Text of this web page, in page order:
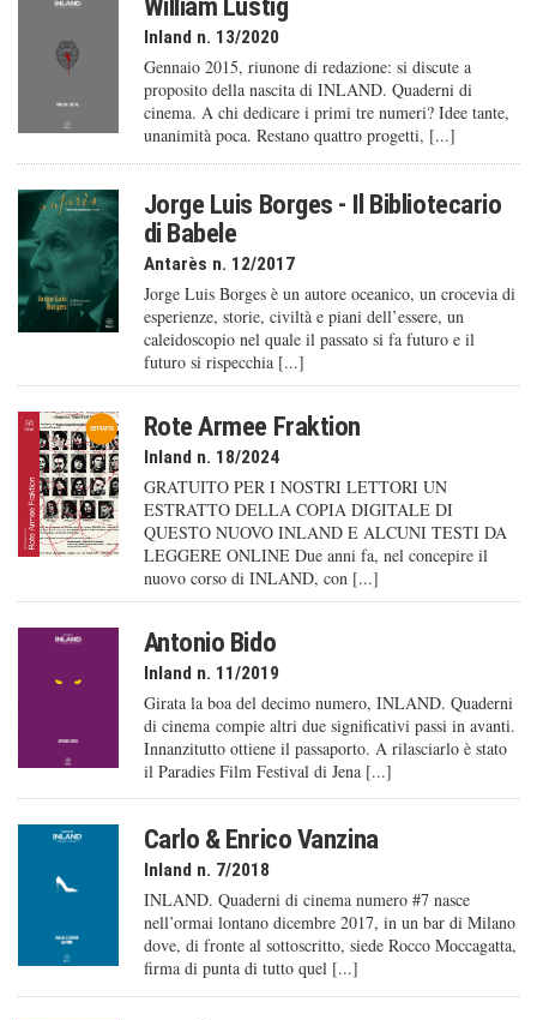
Inland n. 13/2020
Gennaio 2015, riunone di redazione: si discute a
proposito della nascita di INLAND. Quaderni di
cinema. A chi dedicare i primi tre numeri? Idee tante,
unanimità poca. Restano quattro progetti, [...]
Jorge Luis Borges - Il Bibliotecario
di Babele
Antarès n. 12/2017
Jorge Luis Borges è un autore oceanico, un crocevia di
esperienze, storie, civiltà e piani dell’essere, un
caleido­scopio nel quale il passato si fa futuro e il
futuro si rispecchia [...]
Rote Armee Fraktion
Inland n. 18/2024
GRATUITO PER I NOSTRI LETTORI UN
ESTRATTO DELLA COPIA DIGITALE DI
QUESTO NUOVO INLAND E ALCUNI TESTI DA
LEGGERE ONLINE Due anni fa, nel concepire il
nuovo corso di INLAND, con [...]
Antonio Bido
Inland n. 11/2019
Girata la boa del decimo numero, INLAND. Quaderni
di cinema compie altri due significativi passi in avanti.
Innanzitutto ottiene il passaporto. A rilasciarlo è stato
il Paradies Film Festival di Jena [...]
Carlo & Enrico Vanzina
Inland n. 7/2018
INLAND. Quaderni di cinema numero #7 nasce
nell’ormai lontano dicembre 2017, in un bar di Milano
dove, di fronte al sottoscritto, siede Rocco Moccagatta,
firma di punta di tutto quel [...]